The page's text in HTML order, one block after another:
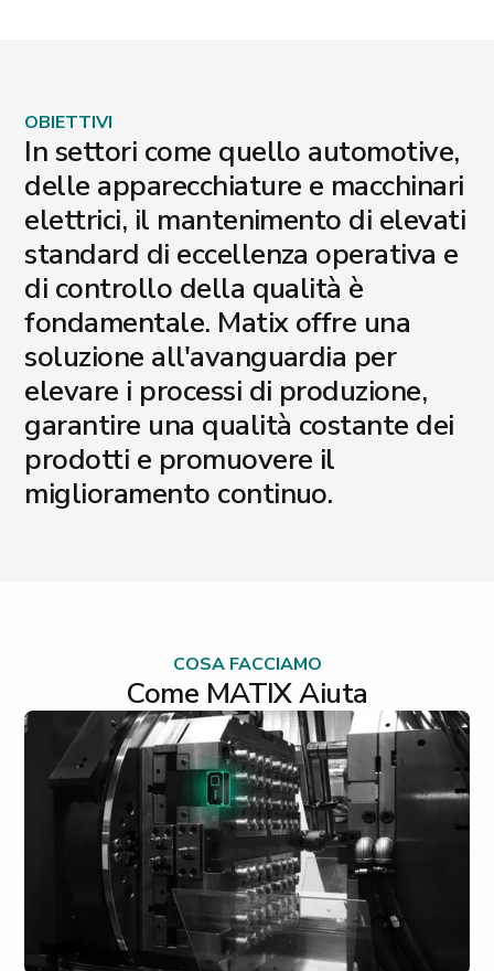
OBIETTIVI
In settori come quello automotive,
delle apparecchiature e macchinari
elettrici, il mantenimento di elevati
standard di eccellenza operativa e
di controllo della qualità è
fondamentale. Matix offre una
soluzione all'avanguardia per
elevare i processi di produzione,
garantire una qualità costante dei
prodotti e promuovere il
miglioramento continuo.
COSA FACCIAMO
Come MATIX Aiuta